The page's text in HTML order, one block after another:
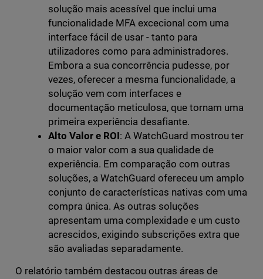
solução mais acessível que inclui uma
funcionalidade MFA excecional com uma
interface fácil de usar - tanto para
utilizadores como para administradores.
Embora a sua concorrência pudesse, por
vezes, oferecer a mesma funcionalidade, a
solução vem com interfaces e
documentação meticulosa, que tornam uma
primeira experiência desafiante.
Alto Valor e ROI: A WatchGuard mostrou ter
o maior valor com a sua qualidade de
experiência. Em comparação com outras
soluções, a WatchGuard ofereceu um amplo
conjunto de características nativas com uma
compra única. As outras soluções
apresentam uma complexidade e um custo
acrescidos, exigindo subscrições extra que
são avaliadas separadamente.
O relatório também destacou outras áreas de